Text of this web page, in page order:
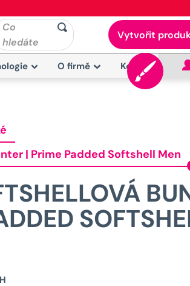
Co
hledáte
Vytvořit
O firmě Kontakt
| Prime Padded Softshell Men
Původní